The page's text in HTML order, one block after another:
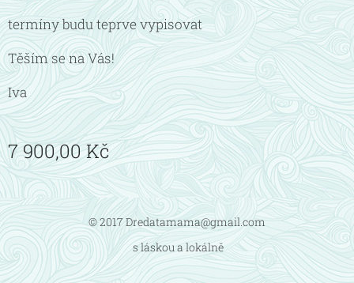
termíny budu teprve vypisovat
Těším se na Vás!
Iva
7 900,00Kč
© 2017 Dredatamama@gmail.com
s láskou a lokálně